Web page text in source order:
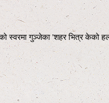
स्वरमा गुञ्जेका 'शहर भित्र केको